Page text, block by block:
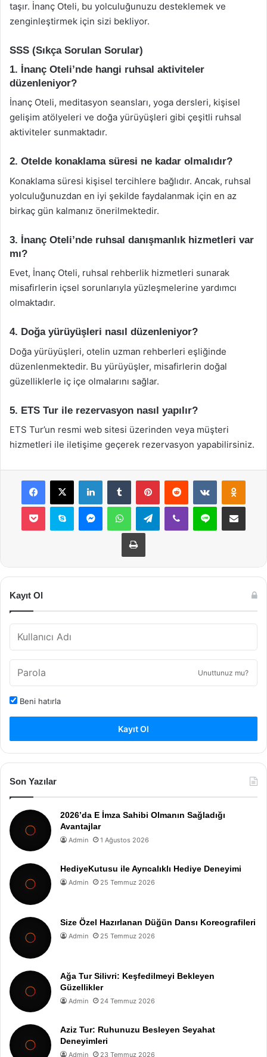
taşır. İnanç Oteli, bu yolculuğunuzu desteklemek ve
zenginleştirmek için sizi bekliyor.
SSS (Sıkça Sorulan Sorular)
1. İnanç Oteli’nde hangi ruhsal aktiviteler
düzenleniyor?
İnanç Oteli, meditasyon seansları, yoga dersleri, kişisel
gelişim atölyeleri ve doğa yürüyüşleri gibi çeşitli ruhsal
aktiviteler sunmaktadır.
2. Otelde konaklama süresi ne kadar olmalıdır?
Konaklama süresi kişisel tercihlere bağlıdır. Ancak, ruhsal
yolculuğunuzdan en iyi şekilde faydalanmak için en az
birkaç gün kalmanız önerilmektedir.
3. İnanç Oteli’nde ruhsal danışmanlık hizmetleri var
mı?
Evet, İnanç Oteli, ruhsal rehberlik hizmetleri sunarak
misafirlerin içsel sorunlarıyla yüzleşmelerine yardımcı
olmaktadır.
4. Doğa yürüyüşleri nasıl düzenleniyor?
Doğa yürüyüşleri, otelin uzman rehberleri eşliğinde
düzenlenmektedir. Bu yürüyüşler, misafirlerin doğal
güzelliklerle iç içe olmalarını sağlar.
5. ETS Tur ile rezervasyon nasıl yapılır?
ETS Tur’un resmi web sitesi üzerinden veya müşteri
hizmetleri ile iletişime geçerek rezervasyon yapabilirsiniz.
Facebook
X LinkedInTumblr PinterestReddit VKontakte
Pocket Skype MessengerWhatsAppTelegramViber Line E-Posta ile
Yazdır
Kayıt Ol
Unuttunuz mu?
Beni hatırla
Kayıt Ol
Son Yazılar
2026’da E İmza Sahibi Olmanın Sağladığı
Avantajlar
Admin 1 Ağustos 2026
HediyeKutusu ile Ayrıcalıklı Hediye Deneyimi
Admin 25 Temmuz 2026
Size Özel Hazırlanan Düğün Dansı Koreografileri
Admin 25 Temmuz 2026
Ağa Tur Silivri: Keşfedilmeyi Bekleyen
Güzellikler
Admin 24 Temmuz 2026
Aziz Tur: Ruhunuzu Besleyen Seyahat
Deneyimleri
Admin 23 Temmuz 2026